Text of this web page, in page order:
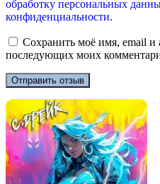
обработку персональных
конфиденциальности.
Сохранить моё имя, email и
последующих моих